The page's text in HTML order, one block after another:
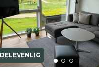
DELEVENLIG